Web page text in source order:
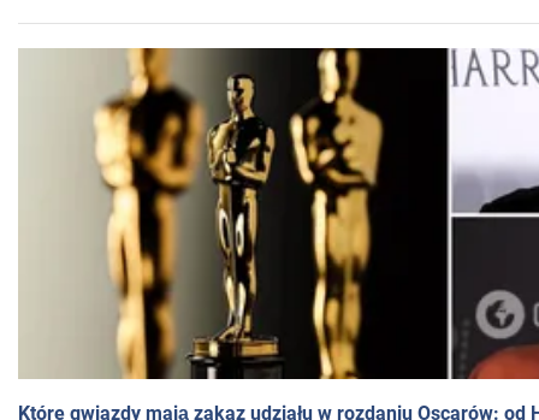
Które gwiazdy mają zakaz udziału w rozdaniu Oscarów: od